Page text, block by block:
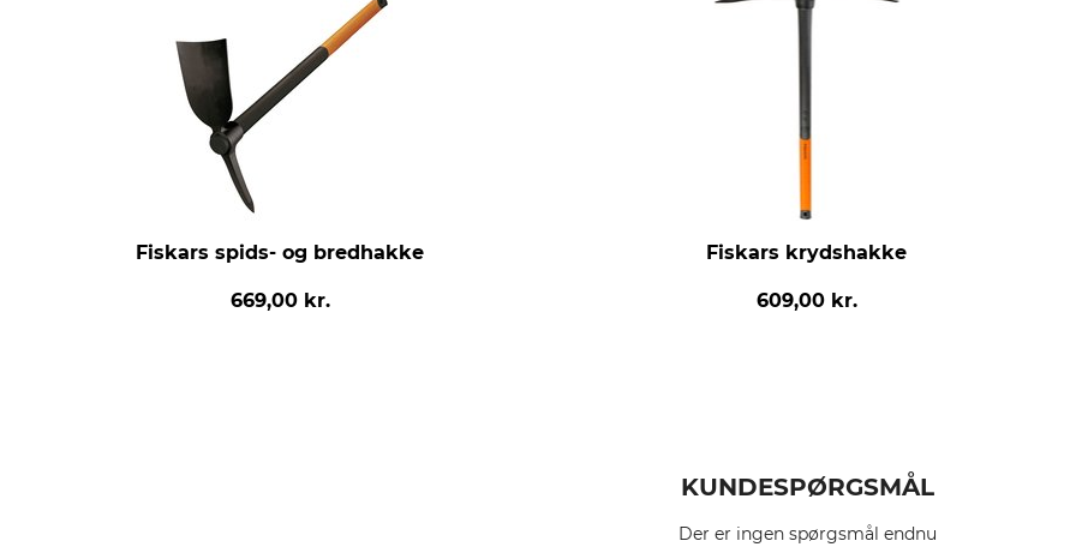
Fiskars spids- og bredhakke
669,00 kr.
Fiskars krydshakke
609,00 kr.
KUNDESPØRGSMÅL
Der er ingen spørgsmål endnu